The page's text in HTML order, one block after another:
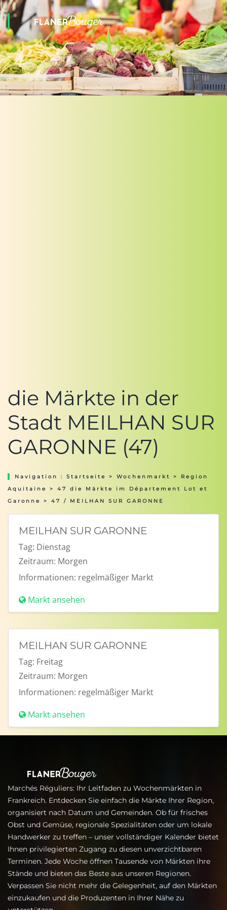
die Märkte in der
Stadt MEILHAN SUR
GARONNE (47)
Navigation : Startseite > Wochenmarkt > Region
Aquitaine
> 47 die Märkte im Département Lot et
Garonne
> 47 / MEILHAN SUR GARONNE
MEILHAN SUR GARONNE
Tag: Dienstag
Zeitraum: Morgen
Informationen: regelmäßiger Markt
Markt ansehen
MEILHAN SUR GARONNE
Tag: Freitag
Zeitraum: Morgen
Informationen: regelmäßiger Markt
Markt ansehen
Marchés Réguliers: Ihr Leitfaden zu Wochenmärkten in
Frankreich. Entdecken Sie einfach die Märkte Ihrer Region,
organisiert nach Datum und Gemeinden. Ob für frisches
Obst und Gemüse, regionale Spezialitäten oder um lokale
Handwerker zu treffen – unser vollständiger Kalender bietet
Ihnen privilegierten Zugang zu diesen unverzichtbaren
Terminen. Jede Woche öffnen Tausende von Märkten ihre
Stände und bieten das Beste aus unseren Regionen.
Verpassen Sie nicht mehr die Gelegenheit, auf den Märkten
einzukaufen und die Produzenten in Ihrer Nähe zu